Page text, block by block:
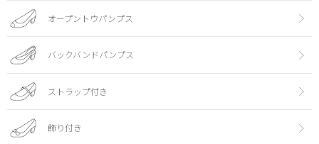
オープントウパンプス
バックバンドパンプス
ストラップ付き
飾り付き